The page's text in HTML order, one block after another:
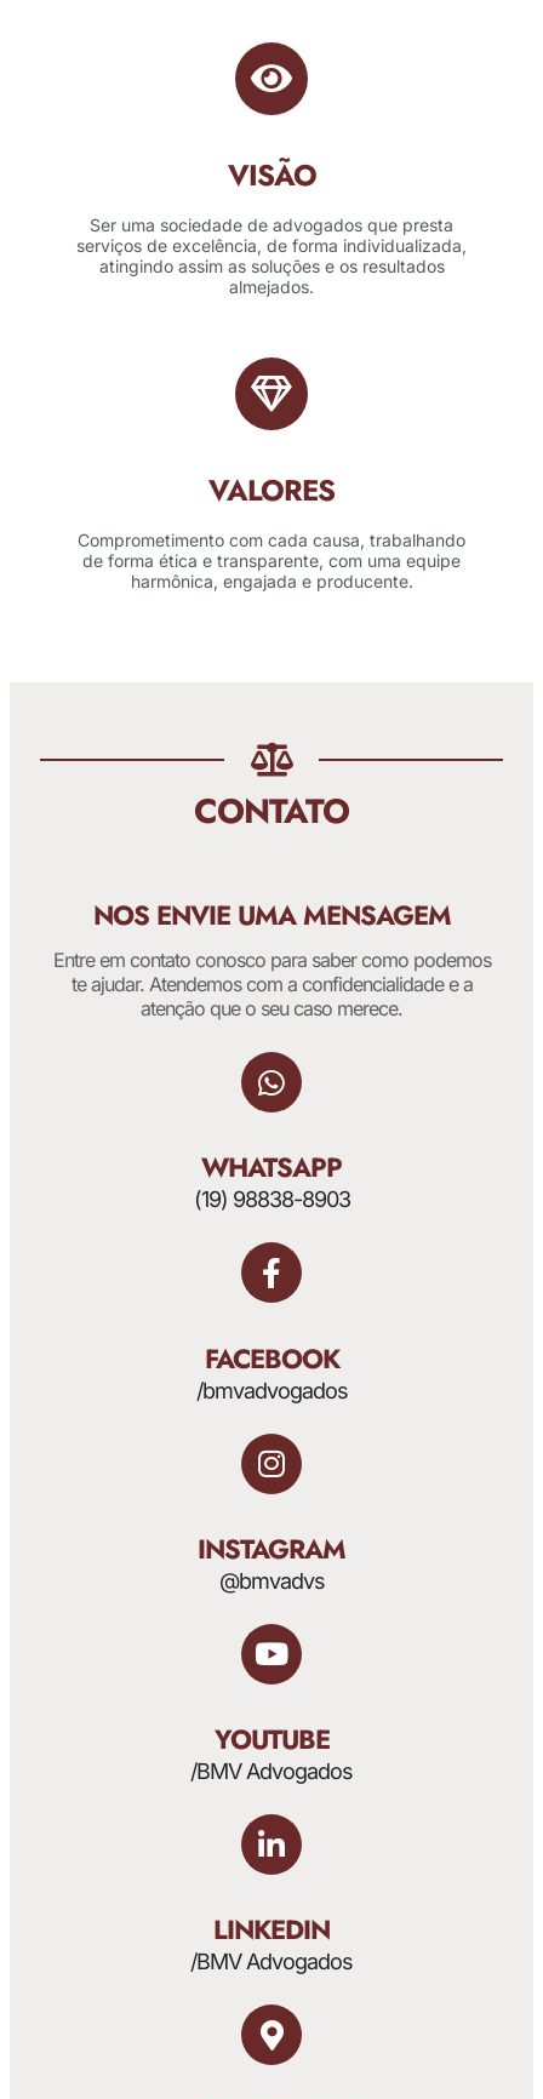
VISÃO
Ser uma sociedade de advogados que presta
serviços de excelência, de forma individualizada,
atingindo assim as soluções e os resultados
almejados.
VALORES
Comprometimento com cada causa, trabalhando
de forma ética e transparente, com uma equipe
harmônica, engajada e producente.
CONTATO
NOS ENVIE UMA MENSAGEM
Entre em contato conosco para saber como podemos
te ajudar. Atendemos com a confidencialidade e a
atenção que o seu caso merece.
WHATSAPP
(19) 98838-8903
FACEBOOK
/bmvadvogados
INSTAGRAM
@bmvadvs
YOUTUBE
/BMV Advogados
LINKEDIN
/BMV Advogados